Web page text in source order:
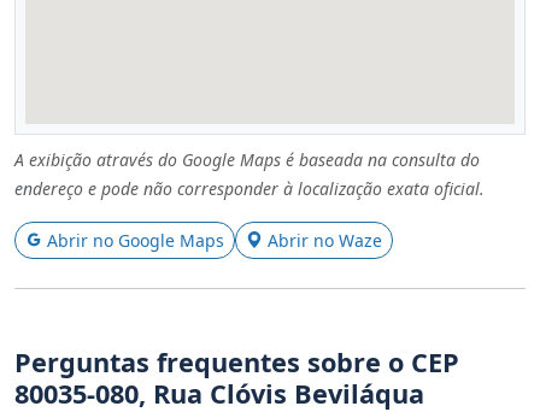
A exibição através do Google Maps é baseada na consulta do
endereço e pode não corresponder à localização exata oficial.
Abrir no Google Maps Abrir no Waze
Perguntas frequentes sobre o CEP
80035-080, Rua Clóvis Beviláqua